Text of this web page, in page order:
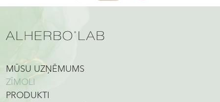
MŪSU UZŅĒMUMS
ZĪMOLI
PRODUKTI